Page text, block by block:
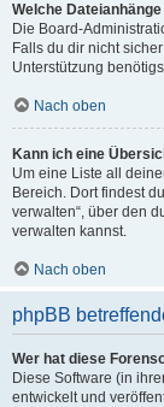
Welche
Die Board-
Falls du dir nicht
Unterstützung
Nach oben
Kann ich eine
Um eine Liste all
Bereich. Dort findest
verwalten“, über den
verwalten kannst.
Nach oben
phpBB
Wer hat diese
Diese Software (in
entwickelt und